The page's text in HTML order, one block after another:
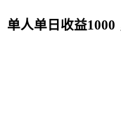
单人单日收益